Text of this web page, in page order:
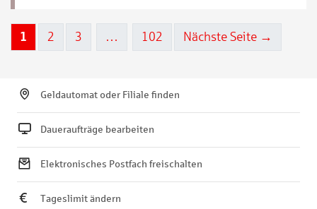
1 2 3 … 102 Nächste Seite →
Geldautomat oder Filiale finden
Daueraufträge bearbeiten
Elektronisches Postfach freischalten
Tageslimit ändern